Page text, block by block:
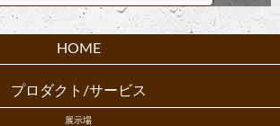
HOME
プロダクト/サービス
展示場